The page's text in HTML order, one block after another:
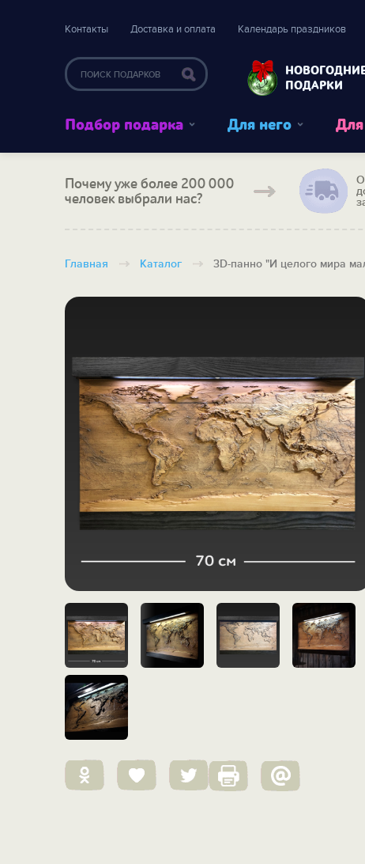
Контакты Доставка и оплата Календарь праздников
ПОДАРКИ
Подбор подарка Для него
Почему уже более 200 000
человек выбрали нас?
Главная Каталог 3D-панно "И целого мира